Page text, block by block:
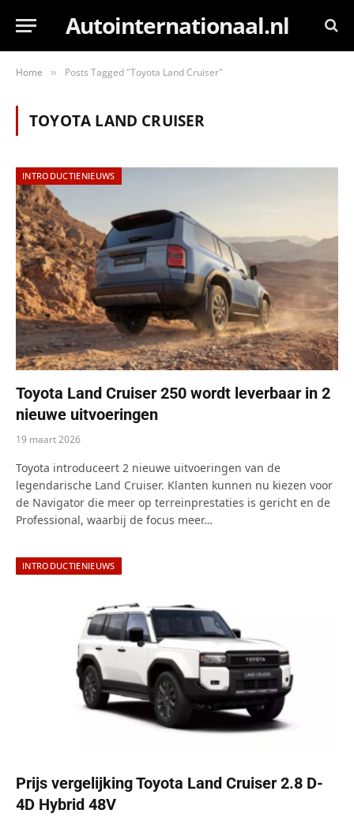
Autointernationaal.nl
Home » Posts Tagged "Toyota Land Cruiser"
TOYOTA LAND CRUISER
INTRODUCTIENIEUWS
Toyota Land Cruiser 250 wordt leverbaar in 2
nieuwe uitvoeringen
19 maart 2026
Toyota introduceert 2 nieuwe uitvoeringen van de
legendarische Land Cruiser. Klanten kunnen nu kiezen voor
de Navigator die meer op terreinprestaties is gericht en de
Professional, waarbij de focus meer…
INTRODUCTIENIEUWS
Prijs vergelijking Toyota Land Cruiser 2.8 D-
4D Hybrid 48V